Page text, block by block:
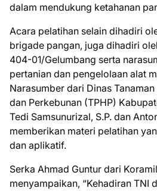
dalam mendukung ketahanan
Acara pelatihan selain dihadiri
brigade pangan, juga dihadiri
404-01/Gelumbang serta
pertanian dan pengelolaan alat
Narasumber dari Dinas
dan Perkebunan (TPHP)
Tedi Samsunurizal, S.P. dan
memberikan materi pelatihan
dan aplikatif.
Serka Ahmad Guntur dari
menyampaikan, “Kehadiran TNI